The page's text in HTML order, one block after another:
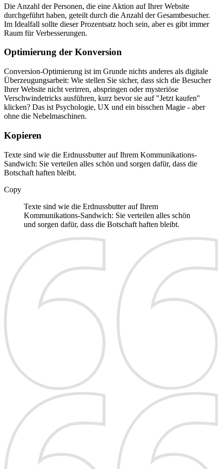
Die Anzahl der Personen, die eine Aktion auf Ihrer Website
durchgeführt haben, geteilt durch die Anzahl der Gesamtbesucher.
Im Idealfall sollte dieser Prozentsatz hoch sein, aber es gibt immer
Raum für Verbesserungen.
Optimierung der Konversion
Conversion-Optimierung ist im Grunde nichts anderes als digitale
Überzeugungsarbeit: Wie stellen Sie sicher, dass sich die Besucher
Ihrer Website nicht verirren, abspringen oder mysteriöse
Verschwindetricks ausführen, kurz bevor sie auf "Jetzt kaufen"
klicken? Das ist Psychologie, UX und ein bisschen Magie - aber
ohne die Nebelmaschinen.
Kopieren
Texte sind wie die Erdnussbutter auf Ihrem Kommunikations-
Sandwich: Sie verteilen alles schön und sorgen dafür, dass die
Botschaft haften bleibt.
Copy
Texte sind wie die Erdnussbutter auf Ihrem
Kommunikations-Sandwich: Sie verteilen alles schön
und sorgen dafür, dass die Botschaft haften bleibt.